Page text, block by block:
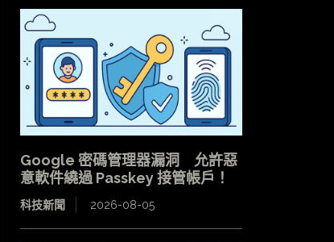
Google 密碼管理器漏洞 允許惡
意軟件繞過 Passkey 接管帳戶！
科技新聞 2026-08-05